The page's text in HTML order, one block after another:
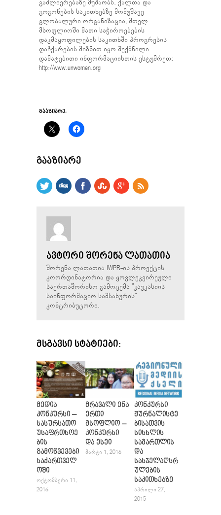
გაძლიერებაზე მუშაობს. ქალთა და
გოგონების საკითხებზე მომუშავე
გლობალური ორგანიზაცია, მთელ
მსოფლიოში მათი საჭიროებების
დაკმაყოფილების საკითხში პროგრესის
დაჩქარების მიზნით იყო შექმნილი.
დამატებითი ინფორმაციისთის ესტუმრეთ:
http://www.unwomen.org
ᲒᲐᲐᲖᲘᲐᲠᲔ:
ᲒᲐᲐᲖᲘᲐᲠᲔ
ᲐᲕᲢᲝᲠᲘ ᲨᲝᲠᲔᲜᲐ ᲚᲐᲗᲐᲗᲘᲐ
შორენა ლათათია IWPR-ის პროექტის
კოორდინატორია და ყოვლეკვირეული
საერთაშორისო გამოცემა "კავკასიის
საინფორმაციო სამსახურის"
კონტრიბუტორი.
ᲛᲡᲒᲐᲕᲡᲘ ᲡᲢᲐᲢᲘᲔᲑᲘ:
მედია
კონკურსი –
სასურსათო
უსაფრთხოე
ბის
გამოწვევები
საქართველ
ოში
ᲝᲥᲢᲝᲛᲑᲔᲠᲘ 11,
2016
მრავალი ენა
ერთი
მსოფლიო –
კონკურსი
და ესეი
ᲛᲐᲠᲢᲘ 1, 2016
კონკურსი
ჟურნალისტე
ბისათვის
სისხლის
სამართლის
და
სასჯელაღსრ
ულების
საკითხებზე
ᲐᲞᲠᲘᲚᲘ 27,
2015